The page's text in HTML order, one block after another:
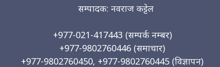
सम्पादक: नवराज कट्टेल
+977-021-417443 (सम्पर्क नम्बर)
+977-9802760446 (समाचार)
+977-9802760450, +977-9802760445 (विज्ञापन)